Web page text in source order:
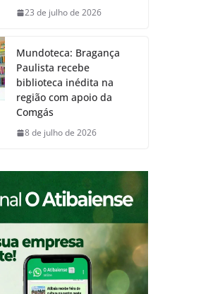
23 de julho de 2026
Mundoteca: Bragança
Paulista recebe
biblioteca inédita na
região com apoio da
Comgás
8 de julho de 2026